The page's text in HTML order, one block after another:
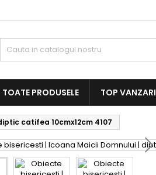
TOATE PRODUSELE TOP VANZARI
catifea 10cmx12cm 4107